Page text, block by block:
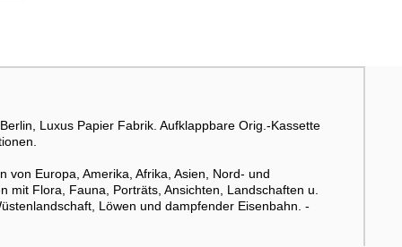
Luxus Papier Fabrik. Aufklappbare Orig.-Kassette
von Europa, Amerika, Afrika, Asien, Nord- und
Flora, Fauna, Porträts, Ansichten, Landschaften u.
Löwen und dampfender Eisenbahn. -